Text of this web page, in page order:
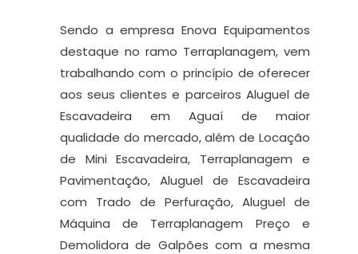
Sendo a empresa Enova Equipamentos
destaque no ramo Terraplanagem, vem
trabalhando com o princípio de oferecer
aos seus clientes e parceiros Aluguel de
Escavadeira em Aguaí de maior
qualidade do mercado, além de Locação
de Mini Escavadeira, Terraplanagem e
Pavimentação, Aluguel de Escavadeira
com Trado de Perfuração, Aluguel de
Máquina de Terraplanagem Preço e
Demolidora de Galpões com a mesma